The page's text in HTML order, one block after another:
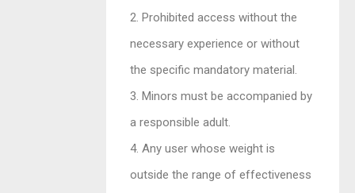
2. Prohibited access without the
necessary experience or without
the specific mandatory material.
3. Minors must be accompanied by
a responsible adult.
4. Any user whose weight is
outside the range of effectiveness